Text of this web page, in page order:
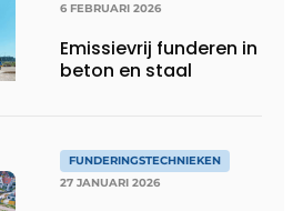
6 FEBRUARI 2026
Emissievrij funderen in
beton en staal
FUNDERINGSTECHNIEKEN
27 JANUARI 2026